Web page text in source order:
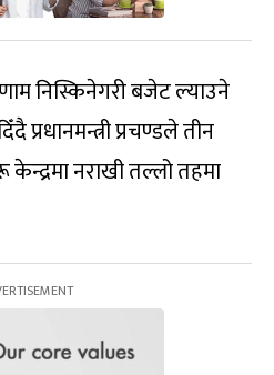
निस्किनेगरी बजेट ल्याउने
प्रधानमन्त्री प्रचण्डले तीन
नराखी तल्लो तहमा